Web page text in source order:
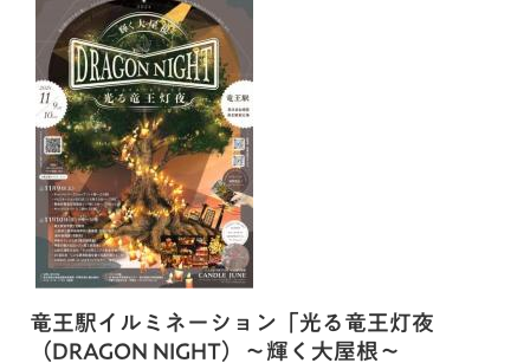
竜王駅イルミネーション「光る竜王灯夜
（DRAGON NIGHT）～輝く大屋根～